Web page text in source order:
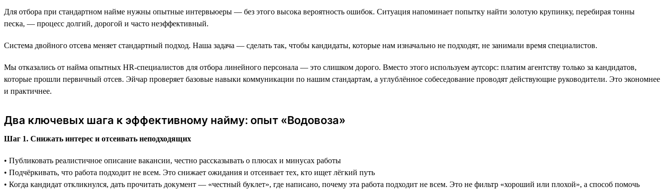
Для отбора при стандартном найме нужны опытные интервьюеры — без этого высока вероятность ошибок. Ситуация напоминает попытку найти золотую крупинку, перебирая тонны
песка, — процесс долгий, дорогой и часто неэффективный.
Система двойного отсева меняет стандартный подход. Наша задача — сделать так, чтобы кандидаты, которые нам изначально не подходят, не занимали время специалистов.
Мы отказались от найма опытных HR-специалистов для отбора линейного персонала — это слишком дорого. Вместо этого используем аутсорс: платим агентству только за кандидатов,
которые прошли первичный отсев. Эйчар проверяет базовые навыки коммуникации по нашим стандартам, а углублённое собеседование проводят действующие руководители. Это экономнее
и практичнее.
Два ключевых шага к эффективному найму: опыт «Водовоза»
Шаг 1. Снижать интерес и отсеивать неподходящих
• Публиковать реалистичное описание вакансии, честно рассказывать о плюсах и минусах работы
• Подчёркивать, что работа подходит не всем. Это снижает ожидания и отсеивает тех, кто ищет лёгкий путь
• Когда кандидат откликнулся, дать прочитать документ — «честный буклет», где написано, почему эта работа подходит не всем. Это не фильтр «хороший или плохой», а способ помочь